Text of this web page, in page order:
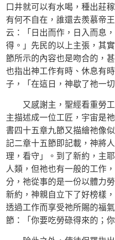
口井就可以有水喝，種出莊
有何不自在，誰還去羨慕帝
云：「日出而作，日入而息
得。」先民的以上主張，其
節所示的內容也是吻合的，
也指出神工作有時、休息有
子，「在這日，神歇了祂一
又感謝主，聖經看重勞工
主描述成一位工匠，宇宙是
書四十五章九節又描繪祂像
記二章十五節即記載，神將
理，看守」。到了新約，主
人類，但祂也有一般的工作
分，祂從事的是一份以體力
新約，神親自立下了好榜樣
透過工作而享受祂所賜的福
節：「你要吃勞碌得來的；